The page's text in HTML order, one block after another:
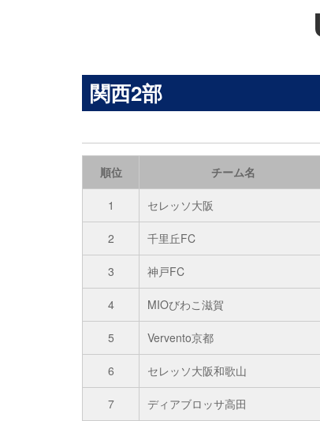
関西2部
順位 チーム名
1 セレッソ大阪
2 千里丘FC
3 神戸FC
4 MIOびわこ滋賀
5 Vervento京都
6 セレッソ大阪和歌山
7 ディアブロッサ高田